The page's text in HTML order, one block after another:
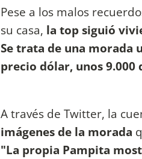
Pese a los malos
su casa, la top siguió
Se trata de una morada
precio dólar, unos 9.000
A través de Twitter, la
imágenes de la morada
"La propia Pampita